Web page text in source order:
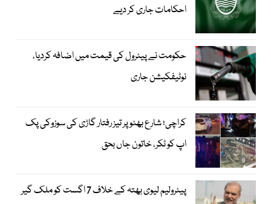
احکامات جاری کر دیے
حکومت نے پیٹرول کی قیمت میں اضافہ کردیا،
نوٹیفکیشن جاری
کراچی؛ شارع بھٹو پر تیز رفتار گاڑی کی سوزوکی پک
اپ کو ٹکر، خاتون جاں بحق
پیٹرولیم لیوی بھتہ کے خلاف 7 اگست کو ملک گیر